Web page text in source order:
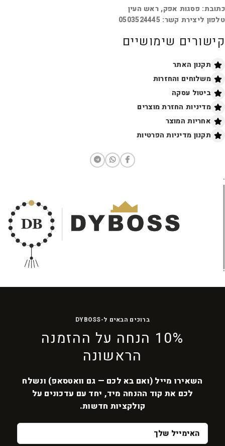
כתובת: פסגות אפק, ראש העין
טלפון ליצירת קשר: 0503524445
קישורים שימושיים
תקנון האתר
משלוחים והחזרות
ביטול עסקה
מדיניות החזרת מוצרים
אחריות המוצר
תקנון מדיניות הפרטיות
ברוכים הבאים ל-DYBOSS
10% הנחה על ההזמנה
הראשונה
השאירו מייל (ואם בא לכם — גם וואטסאפ) ונשלח
לכם את קוד ההנחה מיד, יחד עם עדכונים על
קולקציות חדשות.